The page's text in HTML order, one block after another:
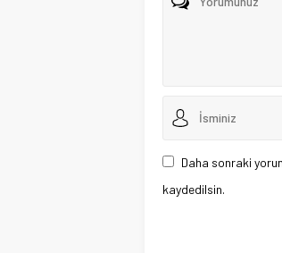
Daha sonraki
kaydedilsin.